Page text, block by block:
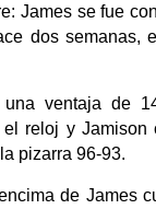
James se fue
dos semanas,
ventaja de
reloj y Jamison
pizarra 96-93.
de James